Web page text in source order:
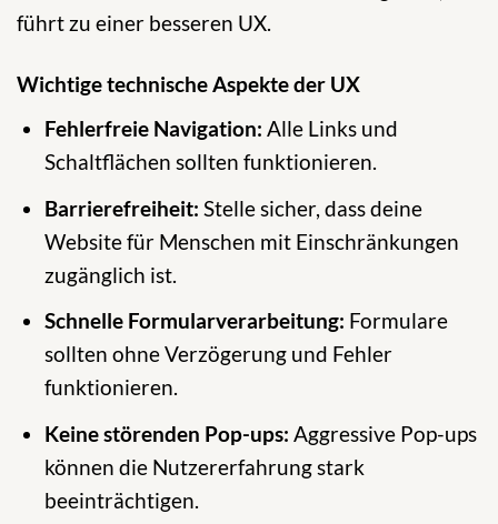
führt zu einer besseren UX.
Wichtige technische Aspekte der UX
Fehlerfreie Navigation: Alle Links und
Schaltflächen sollten funktionieren.
Barrierefreiheit: Stelle sicher, dass deine
Website für Menschen mit Einschränkungen
zugänglich ist.
Schnelle Formularverarbeitung: Formulare
sollten ohne Verzögerung und Fehler
funktionieren.
Keine störenden Pop-ups: Aggressive Pop-ups
können die Nutzererfahrung stark
beeinträchtigen.